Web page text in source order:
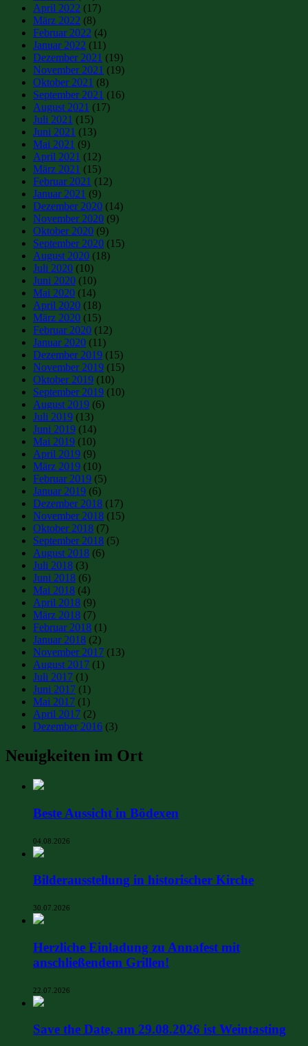
April 2022 (17)
März 2022 (8)
Februar 2022 (4)
Januar 2022 (11)
Dezember 2021 (19)
November 2021 (19)
Oktober 2021 (8)
September 2021 (16)
August 2021 (17)
Juli 2021 (15)
Juni 2021 (13)
Mai 2021 (9)
April 2021 (12)
März 2021 (15)
Februar 2021 (12)
Januar 2021 (9)
Dezember 2020 (14)
November 2020 (9)
Oktober 2020 (9)
September 2020 (15)
August 2020 (18)
Juli 2020 (10)
Juni 2020 (10)
Mai 2020 (14)
April 2020 (18)
März 2020 (15)
Februar 2020 (12)
Januar 2020 (11)
Dezember 2019 (15)
November 2019 (15)
Oktober 2019 (10)
September 2019 (10)
August 2019 (6)
Juli 2019 (13)
Juni 2019 (14)
Mai 2019 (10)
April 2019 (9)
März 2019 (10)
Februar 2019 (5)
Januar 2019 (6)
Dezember 2018 (17)
November 2018 (15)
Oktober 2018 (7)
September 2018 (5)
August 2018 (6)
Juli 2018 (3)
Juni 2018 (6)
Mai 2018 (4)
April 2018 (9)
März 2018 (7)
Februar 2018 (1)
Januar 2018 (2)
November 2017 (13)
August 2017 (1)
Juli 2017 (1)
Juni 2017 (1)
Mai 2017 (1)
April 2017 (2)
Dezember 2016 (3)
Neuigkeiten im Ort
Beste Aussicht in Bödexen
04.08.2026
Bilderausstellung in historischer Kirche
30.07.2026
Herzliche Einladung zu Annafest mit
anschließendem Grillen!
22.07.2026
Save the Date, am 29.08.2026 ist Weintasting